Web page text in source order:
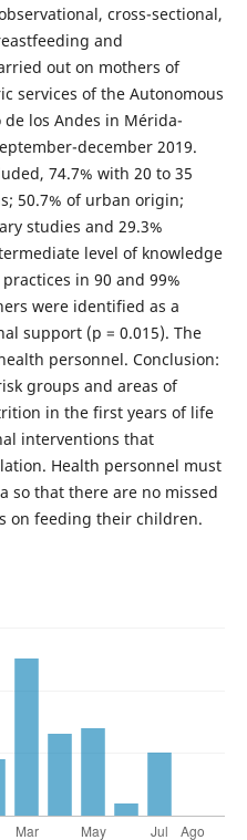
cross-sectional,
and
out on mothers of
services of the Autonomous
los Andes in Mérida-
december 2019.
74.7% with 20 to 35
50.7% of urban origin;
studies and 29.3%
level of knowledge
in 90 and 99%
were identified as a
support (p = 0.015). The
personnel. Conclusion:
groups and areas of
in the first years of life
interventions that
Health personnel must
so that there are no missed
on feeding their children.